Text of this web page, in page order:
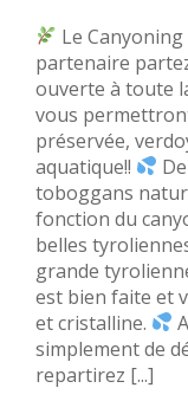
Le
partenaire
ouverte à toute
vous
préservée,
aquatique!!
toboggans
fonction du
belles
grande
est bien faite et
et cristalline.
simplement de
repartirez [...]